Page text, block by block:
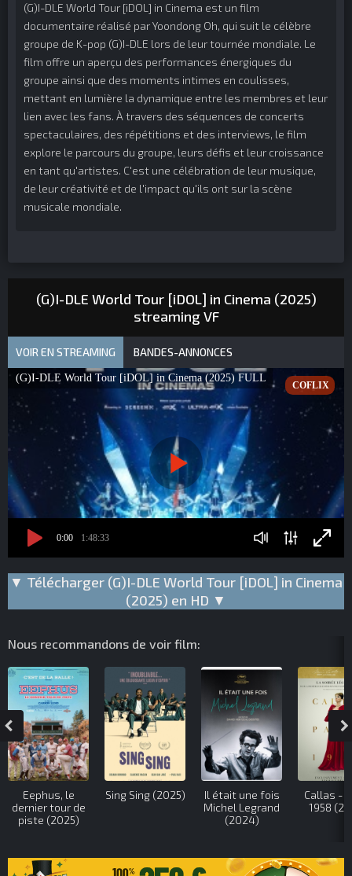
(G)I-DLE World Tour [iDOL] in Cinema est un film
documentaire réalisé par Yoondong Oh, qui suit le célèbre
groupe de K-pop (G)I-DLE lors de leur tournée mondiale. Le
film offre un aperçu des performances énergiques du
groupe ainsi que des moments intimes en coulisses,
mettant en lumière la dynamique entre les membres et leur
lien avec les fans. À travers des séquences de concerts
spectaculaires, des répétitions et des interviews, le film
explore le parcours du groupe, leurs défis et leur croissance
en tant qu'artistes. C'est une célébration de leur musique,
de leur créativité et de l'impact qu'ils ont sur la scène
musicale mondiale.
(G)I-DLE World Tour [iDOL] in Cinema (2025)
streaming VF
VOIR EN STREAMING BANDES-ANNONCES
(G)I-DLE World Tour [iDOL] in Cinema (2025) FULL
0:00 1:48:33
COFLIX
▼ Télécharger (G)I-DLE World Tour [iDOL] in Cinema
(2025) en HD ▼
Nous recommandons de voir film:
Eephus, le
dernier tour de
piste (2025)
Sing Sing (2025)
Il était une fois
Michel Legrand
(2024)
Callas -
1958